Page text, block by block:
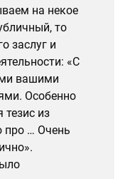
на некое
то
заслуг и
«С
вашими
Особенно
из
про … Очень